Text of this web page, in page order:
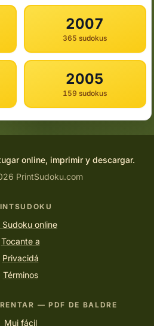
2007
365 sudokus
2005
159 sudokus
online, imprimir y descargar.
PrintSudoku.com
Sudoku online
Tocante a
Privacidá
Términos
— PDF DE BALDRE
Mui fácil